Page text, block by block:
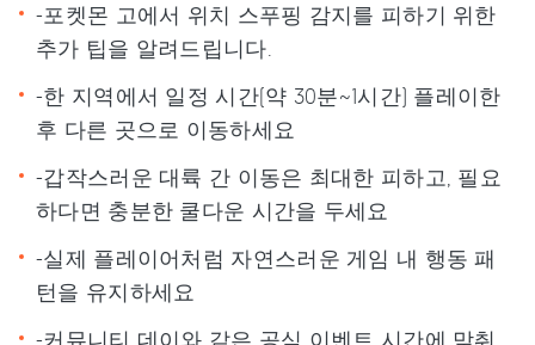
-포켓몬 고에서 위치 스푸핑 감지를 피하기 위한
추가 팁을 알려드립니다.
-한 지역에서 일정 시간(약 30분~1시간) 플레이한
후 다른 곳으로 이동하세요
-갑작스러운 대륙 간 이동은 최대한 피하고, 필요
하다면 충분한 쿨다운 시간을 두세요
-실제 플레이어처럼 자연스러운 게임 내 행동 패
턴을 유지하세요
-커뮤니티 데이와 같은 공식 이벤트 시간에 맞춰